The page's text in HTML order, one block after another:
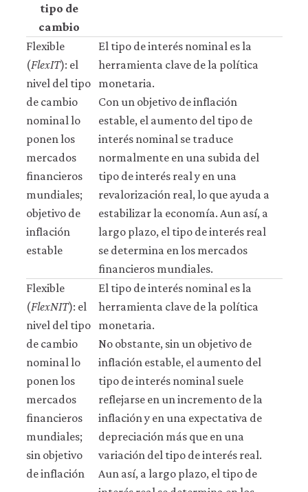
tipo de
cambio
Flexible
(FlexIT): el
nivel del tipo
de cambio
nominal lo
ponen los
mercados
financieros
mundiales;
objetivo de
inflación
estable
El tipo de interés nominal es la
herramienta clave de la política
monetaria.
Con un objetivo de inflación
estable, el aumento del tipo de
interés nominal se traduce
normalmente en una subida del
tipo de interés real y en una
revalorización real, lo que ayuda a
estabilizar la economía. Aun así, a
largo plazo, el tipo de interés real
se determina en los mercados
financieros mundiales.
Flexible
(FlexNIT): el
nivel del tipo
de cambio
nominal lo
ponen los
mercados
financieros
mundiales;
sin objetivo
de inflación
El tipo de interés nominal es la
herramienta clave de la política
monetaria.
No obstante, sin un objetivo de
inflación estable, el aumento del
tipo de interés nominal suele
reflejarse en un incremento de la
inflación y en una expectativa de
depreciación más que en una
variación del tipo de interés real.
Aun así, a largo plazo, el tipo de